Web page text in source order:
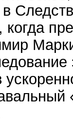
в
когда